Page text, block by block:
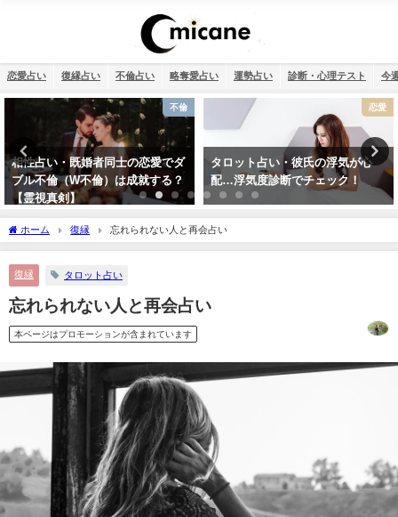
恋愛占い 復縁占い 不倫占い 略奪愛占い 運勢占い 診断・心理テスト 今
不倫
相性占い・既婚者同士の恋愛でダ
ブル不倫（W不倫）は成就する？
【霊視真剣】
恋愛
タロット占い・彼氏の浮気が心
配…浮気度診断でチェック！
ホーム 復縁 忘れられない人と再会占い
復縁 タロット占い
忘れられない人と再会占い
本ページはプロモーションが含まれています